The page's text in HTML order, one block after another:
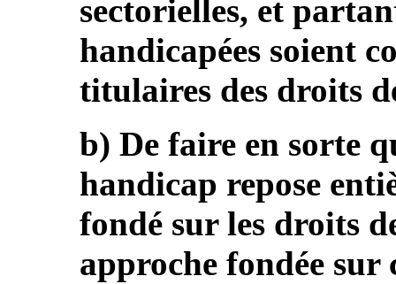
sectorielles, et
handicapées soient
titulaires des droits
b) De faire en sorte
handicap repose
fondé sur les droits
approche fondée